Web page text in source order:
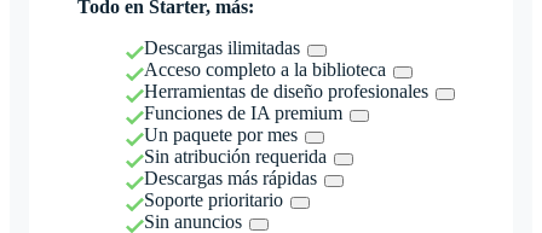
Todo en Starter, más:
Descargas ilimitadas
Acceso completo a la biblioteca
Herramientas de diseño profesionales
Funciones de IA premium
Un paquete por mes
Sin atribución requerida
Descargas más rápidas
Soporte prioritario
Sin anuncios